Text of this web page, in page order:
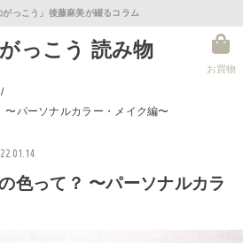
っこう」後藤麻美が綴るコラム
っこう 読み物
お買物
〜パーソナルカラー・メイク編〜
色って？ 〜パーソナルカラ